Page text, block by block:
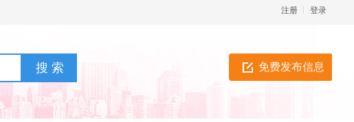
登录
注册
免费发布信息